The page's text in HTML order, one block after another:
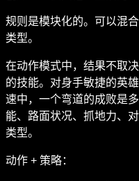
规则是模块化的。可以混
类型。
在动作模式中，结果不取
的技能。对身手敏捷的英
速中，一个弯道的成败是
能、路面状况、抓地力、
类型。
动作 + 策略：